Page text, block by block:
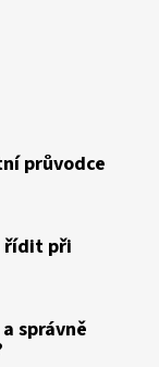
průvodce
řídit při
správně